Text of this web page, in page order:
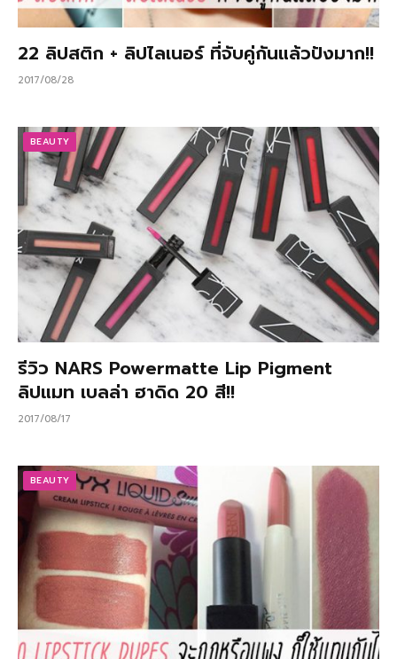
22 ลิปสติก + ลิปไลเนอร์ ที่จับคู่กันแล้วปังมาก!!
2017/08/28
BEAUTY
รีวิว NARS Powermatte Lip Pigment
ลิปแมท เบลล่า ฮาดิด 20 สี!!
2017/08/17
BEAUTY